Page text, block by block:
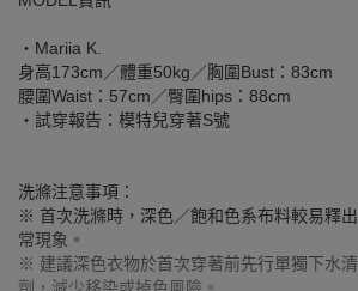
‧Mariia K.
身高173cm／體重50kg／胸圍Bust：83cm
腰圍Waist：57cm／臀圍hips：88cm
‧試穿報告：模特兒穿著S號
洗滌注意事項：
※ 首次洗滌時，深色／飽和色系布料較易釋
常現象。
※ 建議深色衣物於首次穿著前先行單獨下水